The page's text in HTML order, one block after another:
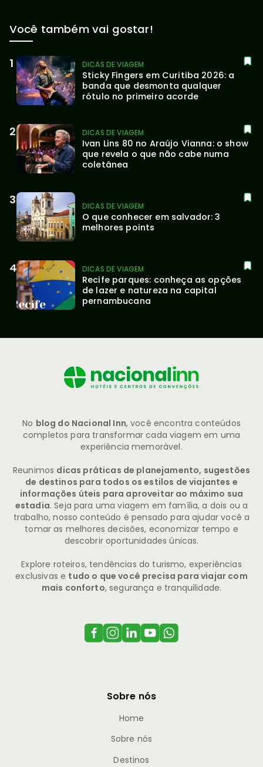
Você também vai gostar!
DICAS DE VIAGEM
Sticky Fingers em Curitiba 2026: a
banda que desmonta qualquer
rótulo no primeiro acorde
DICAS DE VIAGEM
Ivan Lins 80 no Araújo Vianna: o show
que revela o que não cabe numa
coletânea
DICAS DE VIAGEM
O que conhecer em salvador: 3
melhores points
DICAS DE VIAGEM
Recife parques: conheça as opções
de lazer e natureza na capital
pernambucana
No blog do Nacional Inn, você encontra conteúdos
completos para transformar cada viagem em uma
experiência memorável.
Reunimos dicas práticas de planejamento, sugestões
de destinos para todos os estilos de viajantes e
informações úteis para aproveitar ao máximo sua
estadia. Seja para uma viagem em família, a dois ou a
trabalho, nosso conteúdo é pensado para ajudar você a
tomar as melhores decisões, economizar tempo e
descobrir oportunidades únicas.
Explore roteiros, tendências do turismo, experiências
exclusivas e tudo o que você precisa para viajar com
mais conforto, segurança e tranquilidade.
Sobre nós
Home
Sobre nós
Destinos